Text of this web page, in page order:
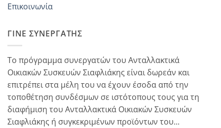
Επικοινωνία
ΓΊΝΕ ΣΥΝΕΡΓΆΤΗΣ
Το πρόγραμμα συνεργατών του Ανταλλακτικά
Οικιακών Συσκευών Σιαφλιάκης είναι δωρεάν και
επιτρέπει στα μέλη του να έχουν έσοδα από την
τοποθέτηση συνδέσμων σε ιστότοπους τους για τη
διαφήμιση του Ανταλλακτικά Οικιακών Συσκευών
Σιαφλιάκης ή συγκεκριμένων προϊόντων του...